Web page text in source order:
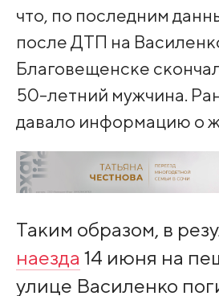
что, по последним
после ДТП на
Благовещенске
50-летний мужчина.
давало информацию о
Таким образом, в
наезда 14 июня на
улице Василенко